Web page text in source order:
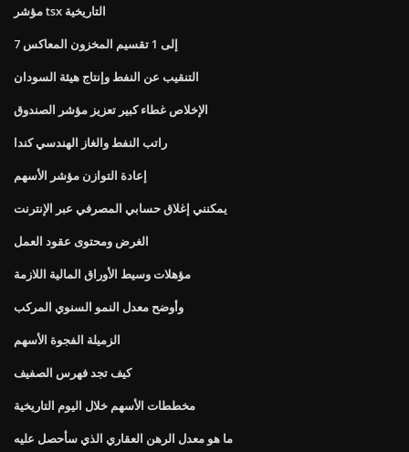
مؤشر tsx التاريخية
7 إلى 1 تقسيم المخزون المعاكس
التنقيب عن النفط وإنتاج هيئة السودان
الإخلاص غطاء كبير تعزيز مؤشر الصندوق
راتب النفط والغاز الهندسي كندا
إعادة التوازن مؤشر الأسهم
يمكنني إغلاق حسابي المصرفي عبر الإنترنت
الغرض ومحتوى عقود العمل
مؤهلات وسيط الأوراق المالية اللازمة
وأوضح معدل النمو السنوي المركب
الزميلة الفجوة الأسهم
كيف تجد فهرس الصفيف
مخططات الأسهم خلال اليوم التاريخية
ما هو معدل الرهن العقاري الذي سأحصل عليه